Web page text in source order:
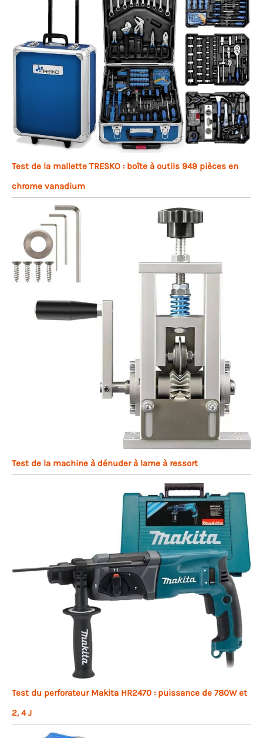
Test de la mallette TRESKO : boîte à outils 949 pièces en
chrome vanadium
Test de la machine à dénuder à lame à ressort
Test du perforateur Makita HR2470 : puissance de 780W et
2, 4 J